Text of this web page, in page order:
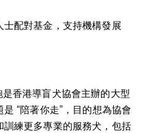
配對基金，支持機構發展
香港導盲犬協會主辦的大型
“陪著你走”，目的想為協會
練更多專業的服務犬，包括